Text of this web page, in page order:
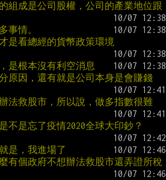
組成是公司股權，公司的產業地位跟
事情。
是看總經的貨幣政策環境
是根本沒有利空消息
原因，還有就是公司本身是會賺錢
法救股市，所以說，做多指數很難
不是忘了疫情2020全球大印鈔？
是，我進場了
有個政府不想辦法救股市還弄證所稅